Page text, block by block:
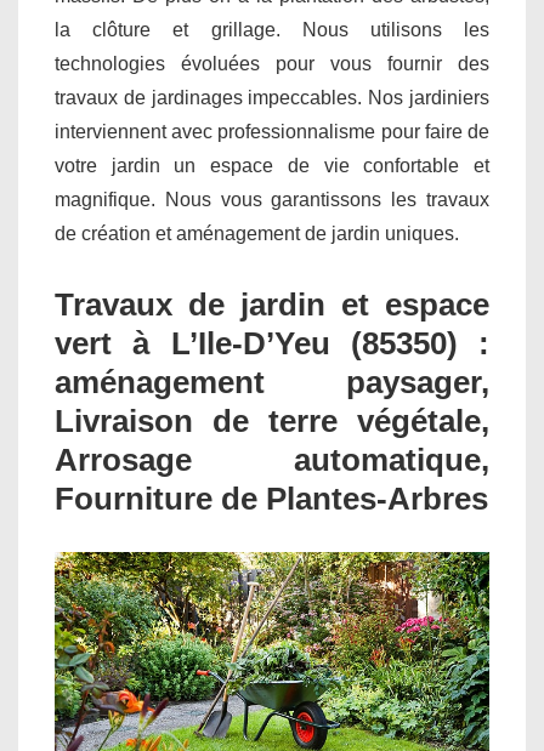
la clôture et grillage. Nous utilisons les
technologies évoluées pour vous fournir des
travaux de jardinages impeccables. Nos jardiniers
interviennent avec professionnalisme pour faire de
votre jardin un espace de vie confortable et
magnifique. Nous vous garantissons les travaux
de création et aménagement de jardin uniques.
Travaux de jardin et espace
vert à L’Ile-D’Yeu (85350) :
aménagement paysager,
Livraison de terre végétale,
Arrosage automatique,
Fourniture de Plantes-Arbres